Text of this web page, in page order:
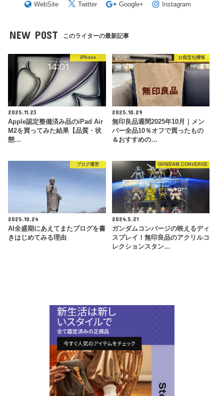
WebSite Twitter Google+ Instagram
NEW POST このライターの最新記事
iPhone
2025.11.23
Apple認定整備済み品のiPad Air
M2を買ってみた結果【品質・状
態…
お役立ち情報
2025.10.29
無印良品週間2025年10月｜メン
バー全品10％オフで買ったもの
＆おすすめの…
ブログ運営
2025.10.24
AI全盛期にあえてまたブログを書
きはじめてみる理由
GUNDAM CONVERGE
2024.5.21
ガンダムコンバージの映えるディ
スプレイ！無印良品のアクリルコ
レクションスタン…